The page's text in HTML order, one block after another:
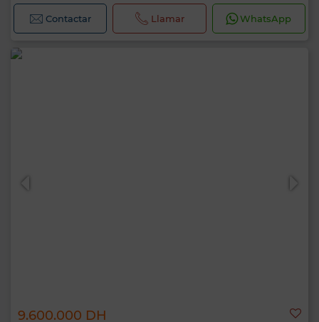
Contactar Llamar WhatsApp
9.600.000 DH